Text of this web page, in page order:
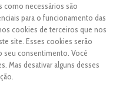
como necessários são
para o funcionamento das
cookies de terceiros que nos
site. Esses cookies serão
seu consentimento. Você
Mas desativar alguns desses